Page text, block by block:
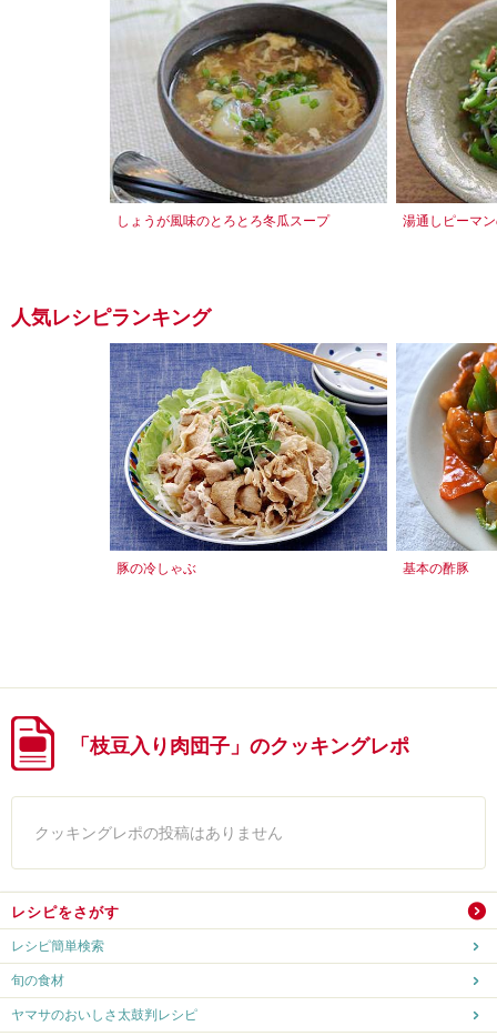
しょうが風味のとろとろ冬瓜スープ 湯通しピーマ
人気レシピランキング
豚の冷しゃぶ 基本の酢豚
「枝豆入り肉団子」のクッキングレポ
クッキングレポの投稿はありません
レシピをさがす
レシピ簡単検索
旬の食材
ヤマサのおいしさ太鼓判レシピ